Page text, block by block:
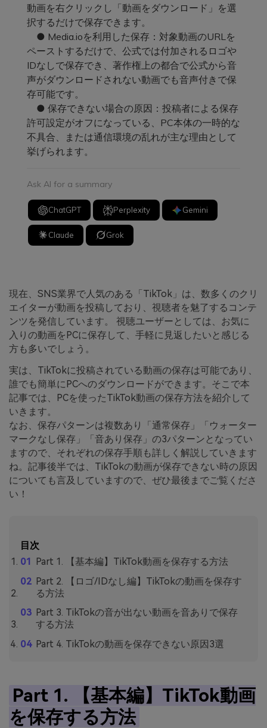
動画を右クリックし「動画をダウンロード」を選
択するだけで保存できます。
● Media.ioを利用した保存：対象動画のURLを
ペーストするだけで、公式では付加されるロゴや
IDなしで保存でき、著作権上の都合で公式から音
声がダウンロードされない動画でも音声付きで保
存可能です。
● 保存できない場合の原因：投稿者による保存
許可設定がオフになっている、PC本体の一時的な
不具合、または通信環境の乱れが主な理由として
挙げられます。
Ask AI for a summary
ChatGPT Perplexity Gemini
Claude Grok
現在、SNS業界で人気のある「TikTok」は、数多くのクリ
エイターが動画を投稿しており、視聴者を魅了するコンテ
ンツを発信しています。 視聴ユーザーとしては、お気に
入りの動画をPCに保存して、手軽に見返したいと感じる
方も多いでしょう。
実は、TikTokに投稿されている動画の保存は可能であり、
誰でも簡単にPCへのダウンロードができます。そこで本
記事では、PCを使ったTikTok動画の保存方法を紹介して
いきます。
なお、保存パターンは複数あり「通常保存」「ウォーター
マークなし保存」「音あり保存」の3パターンとなってい
ますので、それぞれの保存手順も詳しく解説していきます
ね。記事後半では、TikTokの動画が保存できない時の原因
についても言及していますので、ぜひ最後までご覧くださ
い！
目次
Part 1. 【基本編】TikTok動画を保存する方法
Part 2. 【ロゴ/IDなし編】TikTokの動画を保存す
る方法
Part 3. TikTokの音が出ない動画を音ありで保存
する方法
Part 4. TikTokの動画を保存できない原因3選
Part 1. 【基本編】TikTok動画
を保存する方法